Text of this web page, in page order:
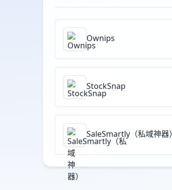
Ownips
StockSnap
SaleSmartly（私域神器）